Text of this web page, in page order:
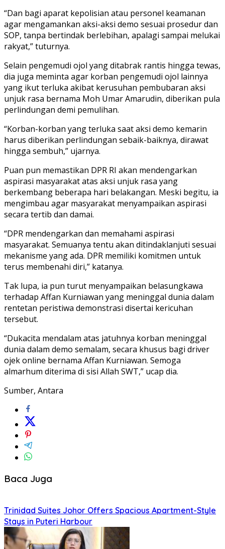
“Dan bagi aparat kepolisian atau personel keamanan
agar mengamankan aksi-aksi demo sesuai prosedur dan
SOP, tanpa bertindak berlebihan, apalagi sampai melukai
rakyat,” tuturnya.
Selain pengemudi ojol yang ditabrak rantis hingga tewas,
dia juga meminta agar korban pengemudi ojol lainnya
yang ikut terluka akibat kerusuhan pembubaran aksi
unjuk rasa bernama Moh Umar Amarudin, diberikan pula
perlindungan demi pemulihan.
“Korban-korban yang terluka saat aksi demo kemarin
harus diberikan perlindungan sebaik-baiknya, dirawat
hingga sembuh,” ujarnya.
Puan pun memastikan DPR RI akan mendengarkan
aspirasi masyarakat atas aksi unjuk rasa yang
berkembang beberapa hari belakangan. Meski begitu, ia
mengimbau agar masyarakat menyampaikan aspirasi
secara tertib dan damai.
“DPR mendengarkan dan memahami aspirasi
masyarakat. Semuanya tentu akan ditindaklanjuti sesuai
mekanisme yang ada. DPR memiliki komitmen untuk
terus membenahi diri,” katanya.
Tak lupa, ia pun turut menyampaikan belasungkawa
terhadap Affan Kurniawan yang meninggal dunia dalam
rentetan peristiwa demonstrasi disertai kericuhan
tersebut.
“Dukacita mendalam atas jatuhnya korban meninggal
dunia dalam demo semalam, secara khusus bagi driver
ojek online bernama Affan Kurniawan. Semoga
almarhum diterima di sisi Allah SWT,” ucap dia.
Sumber, Antara
Baca Juga
Trinidad Suites Johor Offers Spacious Apartment-Style
Stays in Puteri Harbour